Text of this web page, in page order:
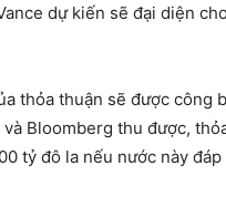
dự kiến ​​sẽ đại diện
thỏa thuận sẽ được công
Bloomberg thu được,
tỷ đô la nếu nước này